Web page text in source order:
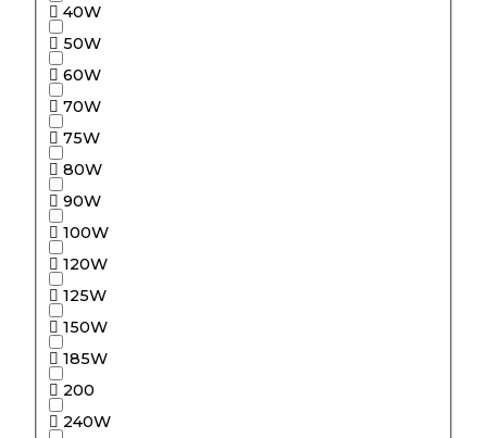
40W
50W
60W
70W
75W
80W
90W
100W
120W
125W
150W
185W
200
240W